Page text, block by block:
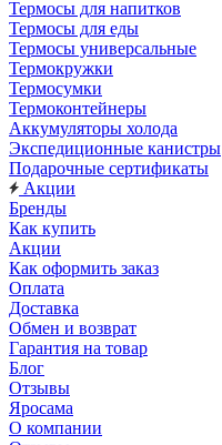
Термосы для напитков
Термосы для еды
Термосы универсальные
Термокружки
Термосумки
Термоконтейнеры
Аккумуляторы холода
Экспедиционные канистры
Подарочные сертификаты
Акции
Бренды
Как купить
Акции
Как оформить заказ
Оплата
Доставка
Обмен и возврат
Гарантия на товар
Блог
Отзывы
Яросама
О компании